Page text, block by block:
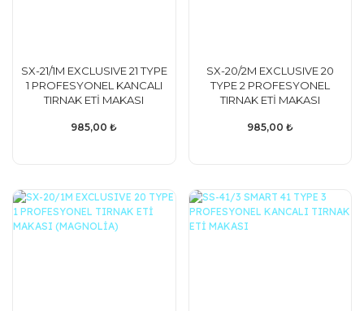
SX-21/1M EXCLUSIVE 21 TYPE
1 PROFESYONEL KANCALI
TIRNAK ETİ MAKASI
985,00 ₺
SX-20/2M EXCLUSIVE 20
TYPE 2 PROFESYONEL
TIRNAK ETİ MAKASI
985,00 ₺